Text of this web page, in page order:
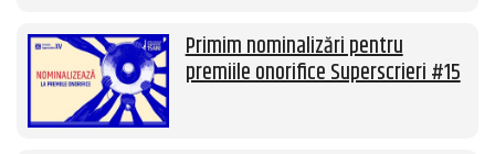
Primim nominalizări pentru
premiile onorifice Superscrieri #15